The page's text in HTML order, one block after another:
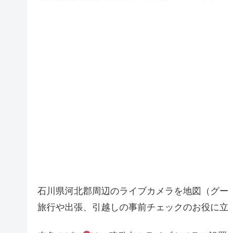
石川県河北郡周辺のライブカメラを地図（グ
旅行や出張、引越しの事前チェックのお役に